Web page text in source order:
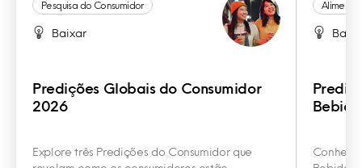
Pesquisa do Consumidor
Baixar
Predições Globais do Consumidor
2026
Explore três Predições do Consumidor que